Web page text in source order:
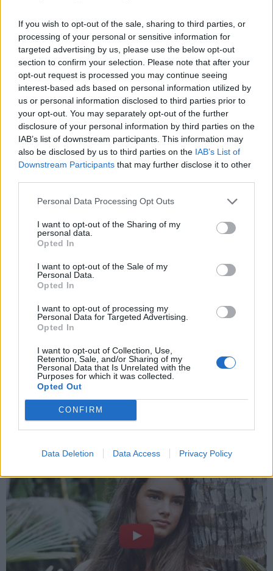
If you wish to opt-out of the sale, sharing to third parties, or
processing of your personal or sensitive information for
targeted advertising by us, please use the below opt-out
section to confirm your selection. Please note that after your
opt-out request is processed you may continue seeing
interest-based ads based on personal information utilized by
us or personal information disclosed to third parties prior to
your opt-out. You may separately opt-out of the further
disclosure of your personal information by third parties on the
IAB’s list of downstream participants. This information may
also be disclosed by us to third parties on the IAB’s List of
Downstream Participants that may further disclose it to other
Personal Data Processing Opt Outs
I want to opt-out of the Sharing of my
personal data.
Opted In
I want to opt-out of the Sale of my
Personal Data.
Opted In
I want to opt-out of processing my
Personal Data for Targeted Advertising.
Opted In
I want to opt-out of Collection, Use,
Retention, Sale, and/or Sharing of my
Personal Data that Is Unrelated with the
Purposes for which it was collected.
Opted Out
CONFIRM
Data Deletion Data Access Privacy Policy
PARAPOLITIKA NEWSROOM
Πιερία – Οι «Θεματοφύλακες του
Συντάγματος» είχαν «προαναγγείλει» την
επίθεση – «Από τα τέλη Νοεμβρίου
δεχόμασταν απειλές»
ΕΛΛΑΔΑ 02.11.2022 20:49
PARAPOLITIKA NEWSROOM
Σύλληψη πρώην παίκτη ριάλιτι: Βίντεο με
τον εντοπισμό της κοκαΐνης στο πορτ
μπαγκάζ - Πώς πιάστηκε στα «πράσα»
Εγγραφή στο newsletter
Αποδέχομαι τους
και την πολιτική απορρήτου
X